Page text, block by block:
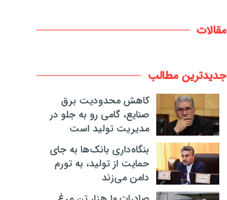
مقالات
جدیدترین مطالب
کاهش محدودیت برق
صنایع، گامی رو به جلو در
مدیریت تولید است
بنگاه‌داری بانک‌ها به جای
حمایت از تولید، به تورم
دامن می‌زند